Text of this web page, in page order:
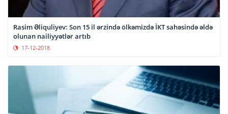
Rasim Əliquliyev: Son 15 il ərzində ölkəmizdə İKT sahəsində əldə
olunan nailiyyətlər artıb
17-12-2018